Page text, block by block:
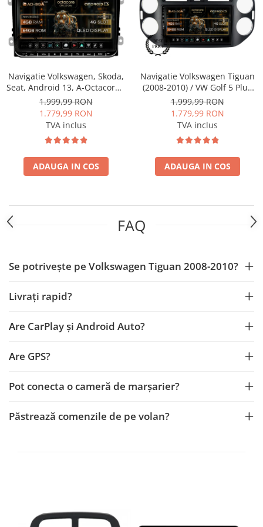
Jeep
Volvo
Iveco
Ssangyong
Daihatsu
Rame adaptoare Chrysler
Rame adaptoare Isuzu
Rame adaptoare Subaru
Rame adaptoare Iveco
Rame adaptoare Smart
Rame adaptoare Land Rover
Rame adaptoare Hummer
Navigatie Volkswagen, Skoda,
Seat, Android 13, A-Octacore /
4GB RAM + 64GB ROM, 9 Inch
- AD-BGAW9AC
1.999,99 RON
1.779,99 RON
TVA inclus
ADAUGA IN COS
Navigatie Volkswagen Tiguan
(2008-2010) / VW Golf 5 Plus
(2004-2012), Android, A-
Octacore / 4GB RAM + 64GB
ROM, 9 Inch - AD-
BGA9004+AD-BGRKIT035-0810
1.999,99 RON
1.779,99 RON
TVA inclus
ADAUGA IN COS
FAQ
Se potrivește pe Volkswagen Tiguan 2008-2010?
Livrați rapid?
Are CarPlay și Android Auto?
Are GPS?
Pot conecta o cameră de marșarier?
Păstrează comenzile de pe volan?